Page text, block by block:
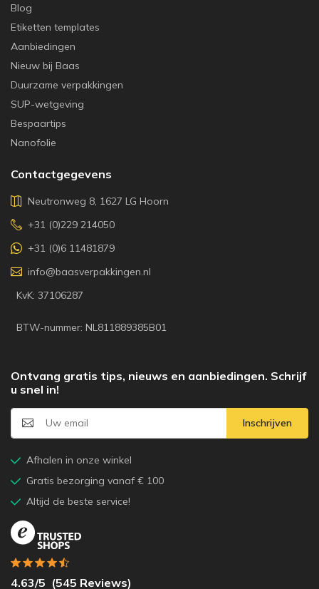
Blog
Etiketten templates
Aanbiedingen
Nieuw bij Baas
Duurzame verpakkingen
SUP-wetgeving
Bespaartips
Nanofolie
Contactgegevens
Neutronweg 8, 1627 LG Hoorn
+31 (0)229 214050
+31 (0)6 11481879
info@baasverpakkingen.nl
KvK: 37106287
BTW-nummer: NL811889385B01
Ontvang gratis tips, nieuws en aanbiedingen. Schrijf
u snel in!
Inschrijven
Afhalen in onze winkel
Gratis bezorging vanaf € 100
Altijd de beste service!
4.63/5 (545 Reviews)